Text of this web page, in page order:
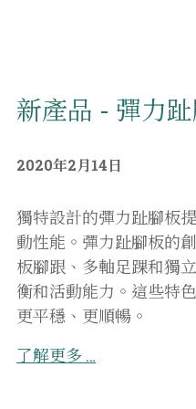
新產品 - 彈力
2020年2月14日
獨特設計的彈力趾腳板
動性能。彈力趾腳板的
板腳跟、多軸足踝和獨
衡和活動能力。這些特
更平穩、更順暢。
了解更多 …